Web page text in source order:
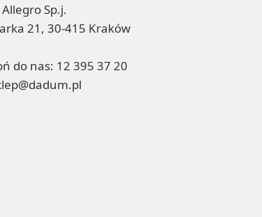
Sp.j.
21, 30-415 Kraków
do nas: 12 395 37 20